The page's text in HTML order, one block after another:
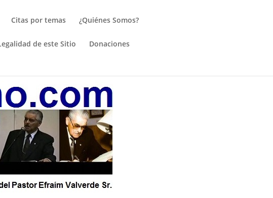
Citas por temas ¿Quiénes Somos?
de este Sitio Donaciones